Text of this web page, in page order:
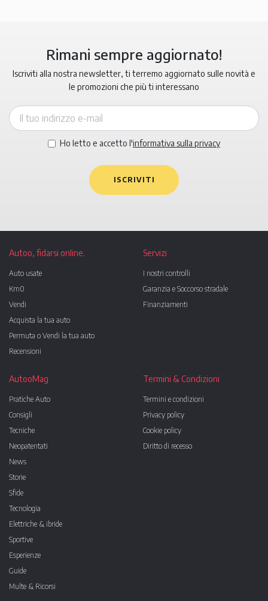
Rimani sempre aggiornato!
Iscriviti alla nostra newsletter, ti terremo aggiornato sulle novità e
le promozioni che più ti interessano
Ho letto e accetto l'informativa sulla privacy
ISCRIVITI
Autoo, fidarsi online.
Auto usate
Km0
Vendi
Acquista la tua auto
Permuta o Vendi la tua auto
Recensioni
Servizi
I nostri controlli
Garanzia e Soccorso stradale
Finanziamenti
AutooMag
Pratiche Auto
Consigli
Tecniche
Neopatentati
News
Storie
Sfide
Tecnologia
Elettriche & ibride
Sportive
Esperienze
Guide
Multe & Ricorsi
Termini & Condizioni
Termini e condizioni
Privacy policy
Cookie policy
Diritto di recesso